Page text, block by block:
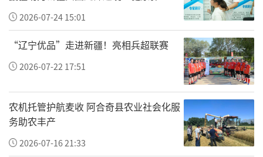
什么是信仰？江西会昌县站塘乡的这一幕给出
了最朴素的答案。
6月18日，会昌县站塘乡站塘村民委员会，一位
72岁的老人从包里掏出现金，工作人员按着计
站”建设纪实
2026-07-24 15:01
“辽宁优品”走进新疆！亮相兵超联赛
2026-07-22 17:51
农机托管护航麦收 阿合奇县农业社会化服
务助农丰产
2026-07-16 21:33